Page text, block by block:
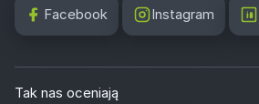
Facebook Instagram
Tak nas oceniają